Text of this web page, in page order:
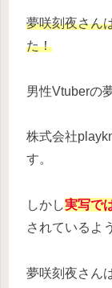
夢咲刻夜さん
た！
男性Vtuberの
株式会社
す。
しかし実写で
されているよ
夢咲刻夜さん